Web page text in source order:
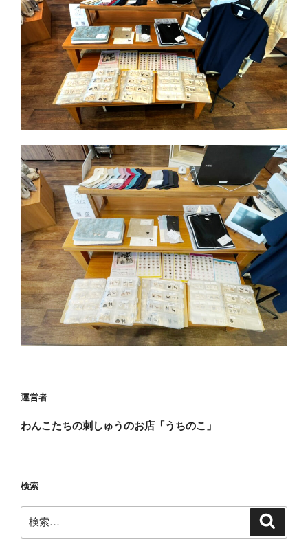
運営者
わんこたちの刺しゅうのお店「うちのこ」
検索
索: